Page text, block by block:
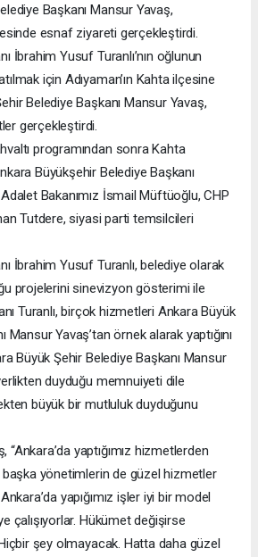
Başkanı Mansur Yavaş,
esnaf ziyareti gerçekleştirdi.
İbrahim Yusuf Turanlı’nın oğlunun
için Adıyaman’ın Kahta ilçesine
Belediye Başkanı Mansur Yavaş,
gerçekleştirdi.
programından sonra Kahta
Büyükşehir Belediye Başkanı
Bakanımız İsmail Müftüoğlu, CHP
Tutdere, siyasi parti temsilcileri
İbrahim Yusuf Turanlı, belediye olarak
projelerini sinevizyon gösterimi ile
Turanlı, birçok hizmetleri Ankara Büyük
Mansur Yavaş’tan örnek alarak yaptığını
Büyük Şehir Belediye Başkanı Mansur
duyduğu memnuiyeti dile
büyük bir mutluluk duyduğunu
yaptığımız hizmetlerden
başka yönetimlerin de güzel hizmetler
yapığımız işler iyi bir model
çalışıyorlar. Hükümet değişirse
şey olmayacak. Hatta daha güzel